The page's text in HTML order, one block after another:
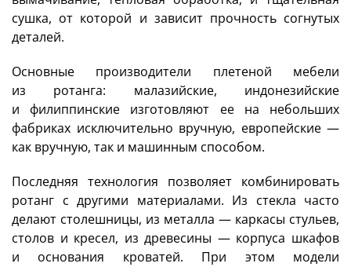
сушка, от которой и зависит прочность согнутых
деталей.
Основные производители плетеной мебели
из ротанга: малазийские, индонезийские
и филиппинские изготовляют ее на небольших
фабриках исключительно вручную, европейские —
как вручную, так и машинным способом.
Последняя технология позволяет комбинировать
ротанг с другими материалами. Из стекла часто
делают столешницы, из металла — каркасы стульев,
столов и кресел, из древесины — корпуса шкафов
и основания кроватей. При этом модели